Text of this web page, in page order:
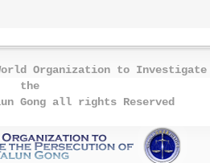
Organization to Investigate
the
Gong all rights Reserved